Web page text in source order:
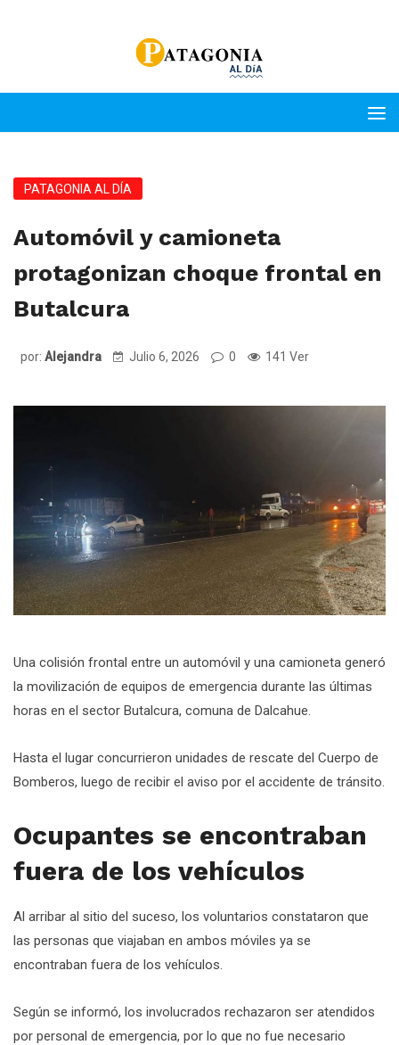
PATAGONIA AL DÍA
Automóvil y camioneta
protagonizan choque frontal en
Butalcura
por: Alejandra Julio 6, 2026 0 141 Ver
Una colisión frontal entre un automóvil y una camioneta generó
la movilización de equipos de emergencia durante las últimas
horas en el sector Butalcura, comuna de Dalcahue.
Hasta el lugar concurrieron unidades de rescate del Cuerpo de
Bomberos, luego de recibir el aviso por el accidente de tránsito.
Ocupantes se encontraban
fuera de los vehículos
Al arribar al sitio del suceso, los voluntarios constataron que
las personas que viajaban en ambos móviles ya se
encontraban fuera de los vehículos.
Según se informó, los involucrados rechazaron ser atendidos
por personal de emergencia, por lo que no fue necesario